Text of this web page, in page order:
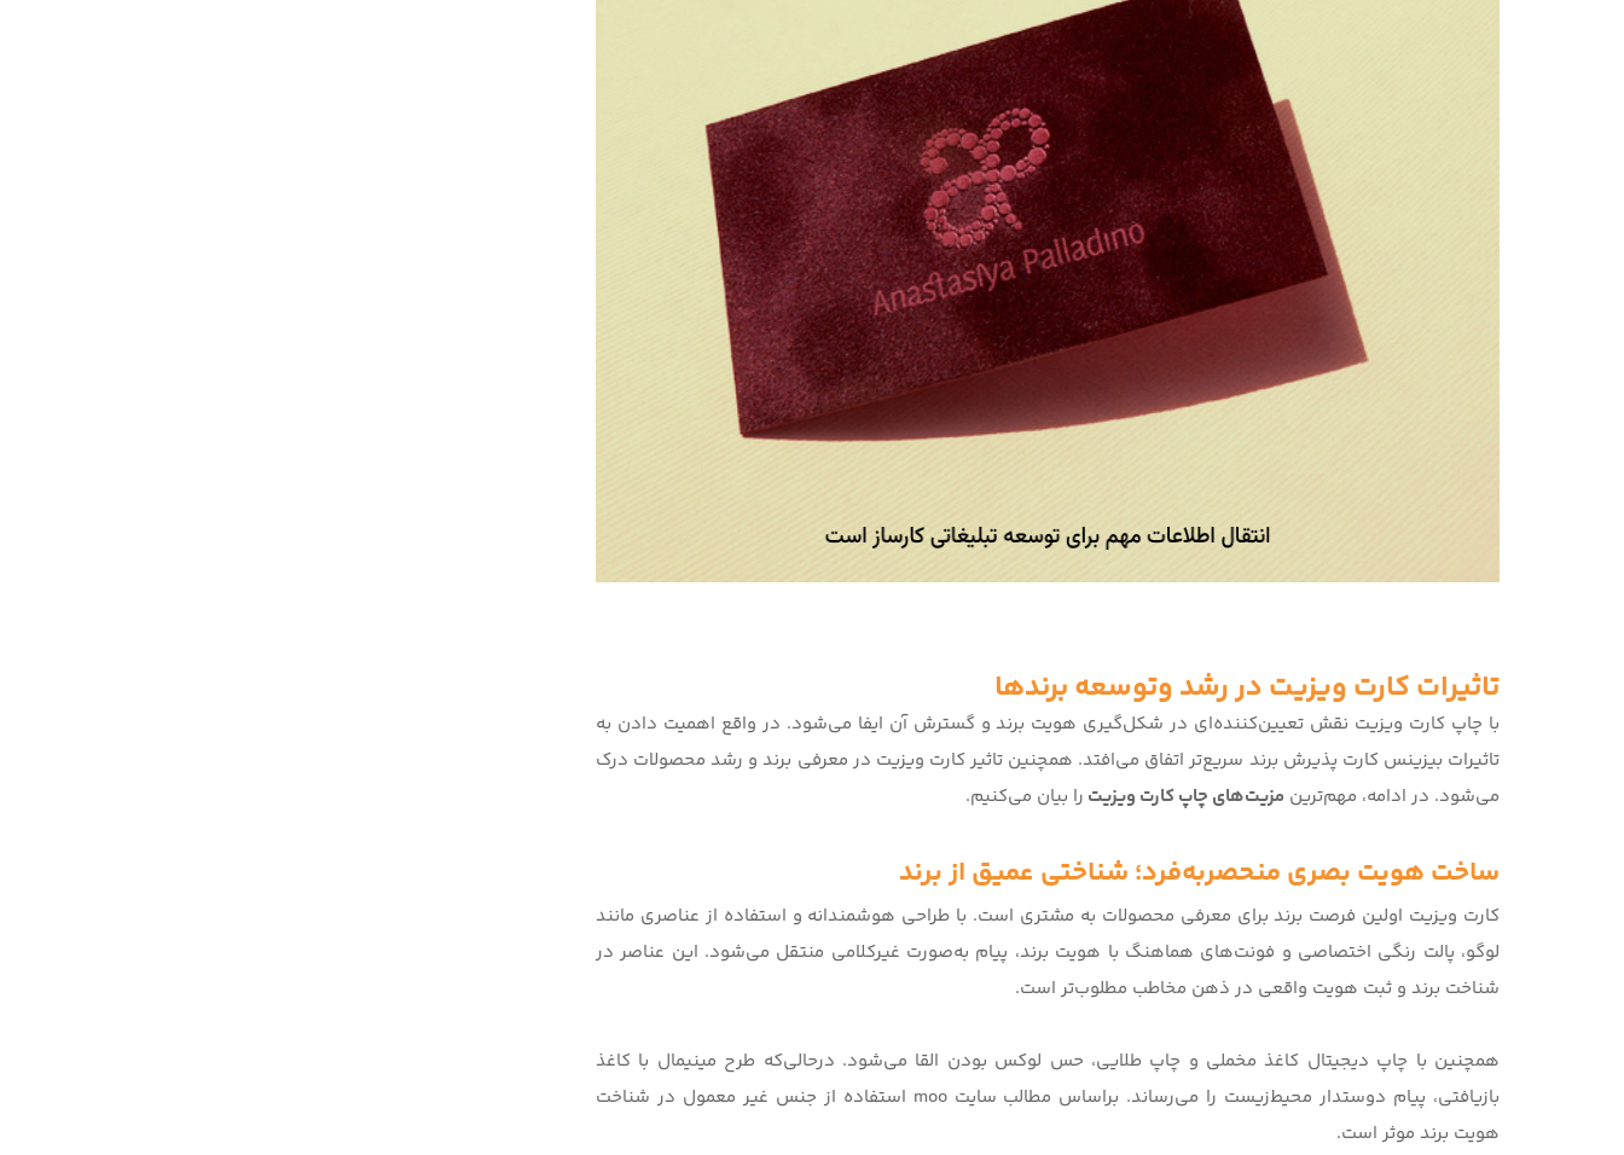
تاثیرات کارت ویزیت در رشد وتوسعه برندها
با چاپ کارت ویزیت نقش تعیین‌کننده‌ای در شکل‌گیری هویت برند و گسترش آن ایفا می‌شود. در واقع اهمیت دادن به
تاثیرات بیزینس کارت پذیرش برند سریع‌تر اتفاق می‌افتد. همچنین تاثیر کارت ویزیت در معرفی برند و رشد محصولات درک
می‌شود. در ادامه، مهم‌ترین مزیت‌های چاپ کارت ویزیت را بیان می‌کنیم.
ساخت هویت بصری منحصربه‌فرد؛ شناختی عمیق از برند
کارت ویزیت اولین فرصت برند برای معرفی محصولات به مشتری است. با طراحی هوشمندانه و استفاده از عناصری مانند
لوگو، پالت رنگی اختصاصی و فونت‌های هماهنگ با هویت برند، پیام به‌صورت غیرکلامی منتقل می‌شود. این عناصر در
شناخت برند و ثبت هویت واقعی در ذهن مخاطب مطلوب‌تر است.
همچنین با چاپ دیجیتال کاغذ مخملی و چاپ طلایی، حس لوکس بودن القا می‌شود. درحالی‌که طرح مینیمال با کاغذ
بازیافتی، پیام دوستدار محیط‌زیست را می‌رساند. براساس مطالب سایت moo استفاده از جنس غیر معمول در شناخت
هویت برند موثر است.